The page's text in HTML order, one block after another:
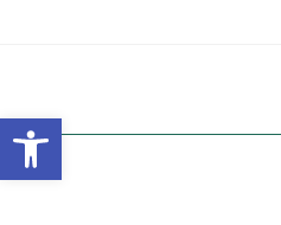
Open toolbar